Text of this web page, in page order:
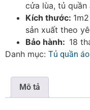
cửa lùa, tủ quần
Kích thước:
sản xuất theo
Bảo hành: 18
Danh mục: Tủ quần
Mô tả